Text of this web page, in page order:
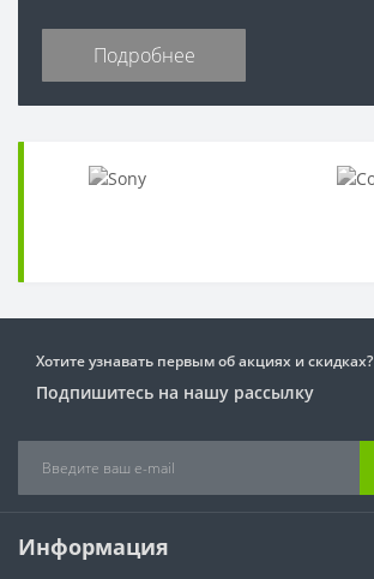
Подробнее
Хотите узнавать первым об акциях и скидках?
Подпишитесь на нашу рассылку
Информация